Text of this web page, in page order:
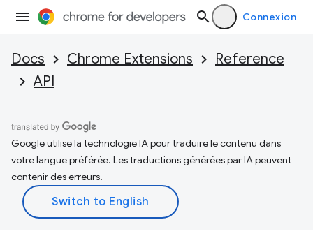
Connexion
Docs Chrome Extensions
Reference
API
Google utilise la technologie IA pour traduire le contenu dans
votre langue préférée. Les traductions générées par IA peuvent
contenir des erreurs.